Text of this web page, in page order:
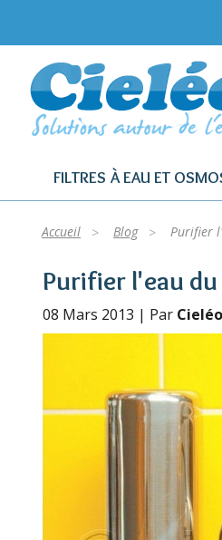
FILTRES À EAU ET
Accueil Blog Purifier
Purifier l'eau
08 Mars 2013 | Par Cieléo